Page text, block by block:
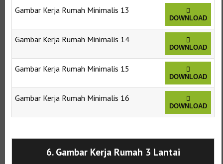
Gambar Kerja Rumah Minimalis 13
DOWNLOAD
Gambar Kerja Rumah Minimalis 14
DOWNLOAD
Gambar Kerja Rumah Minimalis 15
DOWNLOAD
Gambar Kerja Rumah Minimalis 16
DOWNLOAD
6. Gambar Kerja Rumah 3 Lantai